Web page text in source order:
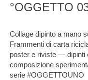
°OGGETTO
Collage dipinto a mano
Frammenti di carta
poster e riviste — dipinti
composizione
serie #OGGETTOUNO